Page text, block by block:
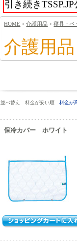
引き続き
HOME >介護用品 >寝具・ベ
介護用品
並べ替え 料金が安い順料金が
保冷カバー ホワイト